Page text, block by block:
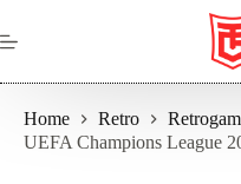
al
contenuto
Home Retro
UEFA Champions League